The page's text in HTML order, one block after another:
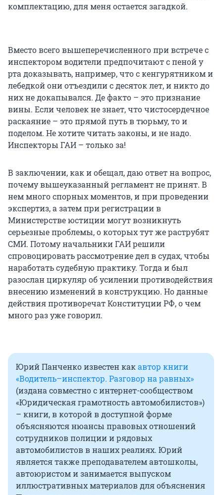
комплектацию, для меня остается загадкой.
Вместо всего вышеперечисленного при встрече с
инспектором водители предпочитают с пеной у
рта доказывать, например, что с кенгурятником и
лебедкой они отъездили с десяток лет, и никто до
них не докапывался. Де факто – это признание
вины. Если человек не знает, что чистосердечное
раскаяние – это прямой путь в тюрьму, то и
поделом. Не хотите читать законы, и не надо.
Инспекторы ГАИ – только за!
В заключении, как и обещал, даю ответ на вопрос,
почему вышеуказанный регламент не принят. В
нем много спорных моментов, и при проведении
экспертиз, а затем при регистрации в
Министерстве юстиции могут возникнуть
серьезные проблемы, о которых тут же раструбят
СМИ. Потому начальники ГАИ решили
спровоцировать рассмотрение дел в судах, чтобы
наработать судебную практику. Тогда и был
разослан циркуляр об усилении противодействия
внесению изменений в конструкцию. Но данные
действия противоречат Конституции РФ, о чем
много раз уже говорил.
Юрий Панченко известен как автор книги
«Водитель–инспектор. Разговор на равных»
(издана совместно с интернет-сообществом
«Юридическая грамотность автомобилистов»)
– книги, в которой в доступной форме
объясняются нюансы правовых отношений
сотрудников полиции и рядовых
автомобилистов в наших реалиях. Юрий
является также преподавателем автошколы,
автоюристом и занимается выпуском
иллюстративных материалов для объяснения